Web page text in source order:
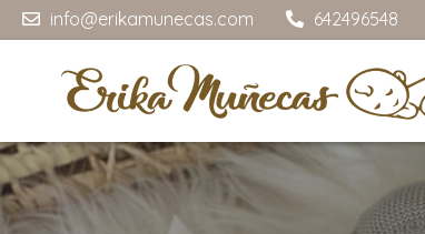
info@erikamunecas.com 642496548